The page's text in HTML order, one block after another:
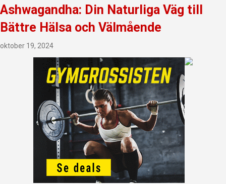
Ashwagandha: Din Naturliga Väg till
Bättre Hälsa och Välmående
oktober 19, 2024